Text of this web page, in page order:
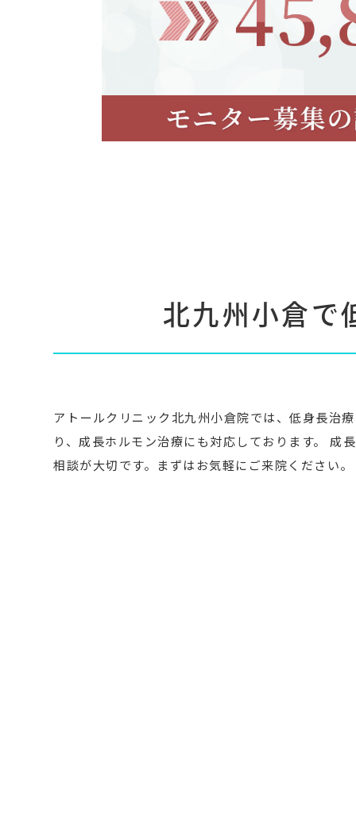
北九州小倉で
アトールクリニック北九州小倉院では、低身長治
り、成長ホルモン治療にも対応しております。 成
相談が大切です。まずはお気軽にご来院ください。